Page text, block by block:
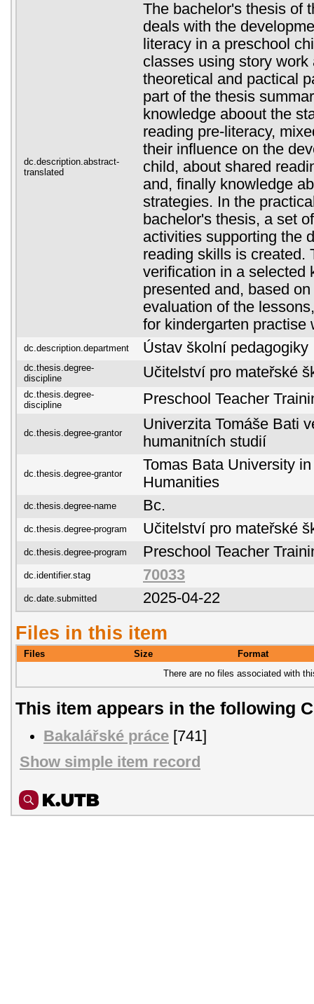
dc.description.abstract-
translated
The bachelor's thesis of
deals with the
literacy in a preschool
classes using story
theoretical and pactical
part of the thesis
knowledge aboout the
reading pre-literacy,
their influence on the
child, about shared
and, finally knowledge
strategies. In the
bachelor's thesis, a set
activities supporting the
reading skills is created.
verification in a selected
presented and, based
evaluation of the
for kindergarten practise
dc.description.department Ústav školní pedagogiky
dc.thesis.degree-
discipline
Učitelství pro mateřské
dc.thesis.degree-
discipline
Preschool Teacher
dc.thesis.degree-grantor
Univerzita Tomáše Bati
humanitních studií
dc.thesis.degree-grantor
Tomas Bata University
Humanities
dc.thesis.degree-name Bc.
dc.thesis.degree-program Učitelství pro mateřské
dc.thesis.degree-program Preschool Teacher
dc.identifier.stag 70033
dc.date.submitted 2025-04-22
Files in this item
Files Size
Format
There are no files associated with
This item appears in the following
Bakalářské práce [741]
Show simple item record